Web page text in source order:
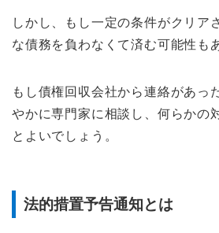
しかし、もし一定の条件がクリア
な債務を負わなくて済む可能性も
もし債権回収会社から連絡があっ
やかに専門家に相談し、何らかの
とよいでしょう。
法的措置予告通知とは